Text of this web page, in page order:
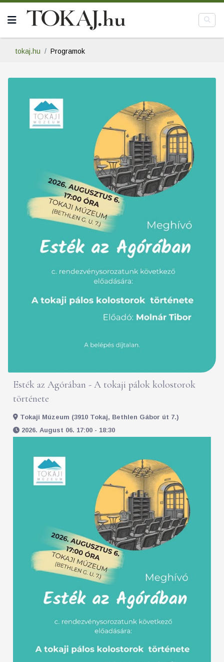
tokaj.hu Programok
Esték az Agórában - A tokaji pálok kolostorok
története
Tokaji Múzeum (3910 Tokaj, Bethlen Gábor út 7.)
2026. August 06. 17:00 - 18:30